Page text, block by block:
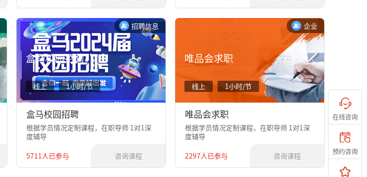
招聘信息
盒马校园招聘
线上 1小时/节
盒马校园招聘
根据学员情况定制课程，在职导师 1对1深
度辅导
5711人已参与
咨询课程
企业
唯品会求职
线上 1小时/节
唯品会求职
根据学员情况定制课程，在职导师 1对1深
度辅导
2297人已参与
咨询课程
在线咨询
预约咨询